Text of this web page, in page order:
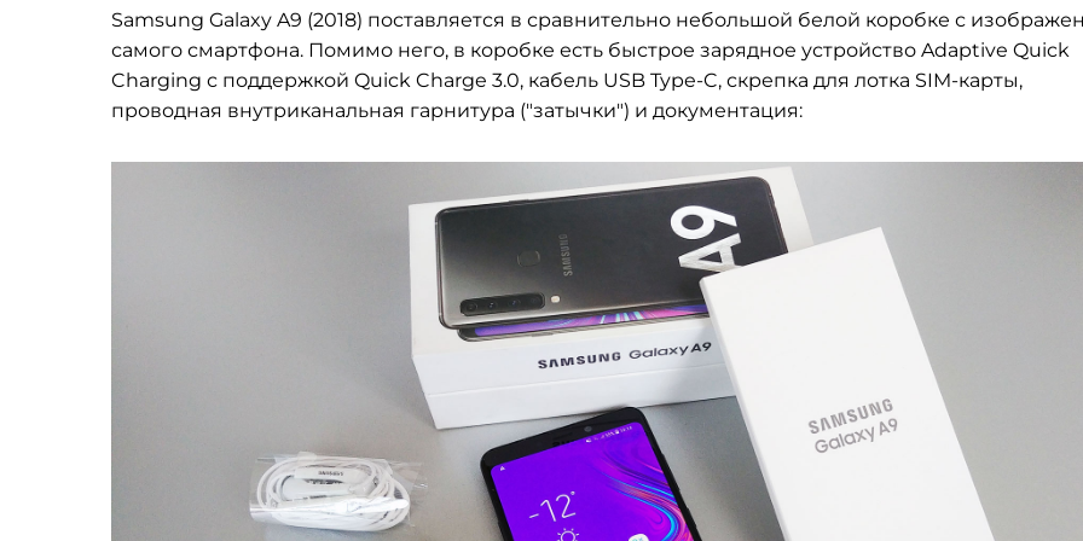
Samsung Galaxy A9 (2018) поставляется в сравнительно небольшой белой коробке с
самого смартфона. Помимо него, в коробке есть быстрое зарядное устройство Adaptive Quick
Charging с поддержкой Quick Charge 3.0, кабель USB Type-C, скрепка для лотка SIM-карты,
проводная внутриканальная гарнитура ("затычки") и документация: